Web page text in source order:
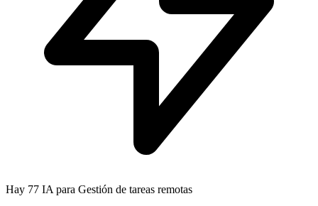
Hay 77 IA para Gestión de tareas remotas